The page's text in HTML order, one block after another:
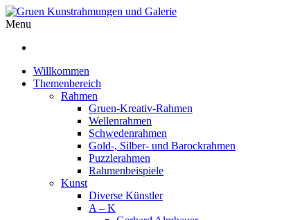
Menu
Willkommen
Themenbereich
Rahmen
Gruen-Kreativ-Rahmen
Wellenrahmen
Schwedenrahmen
Gold-, Silber- und Barockrahmen
Puzzlerahmen
Rahmenbeispiele
Kunst
Diverse Künstler
A – K